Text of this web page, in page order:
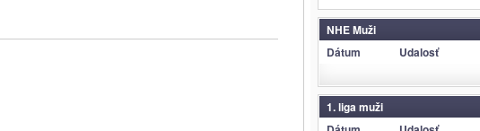
NHE Muži
Dátum
Udalosť
1. liga muži